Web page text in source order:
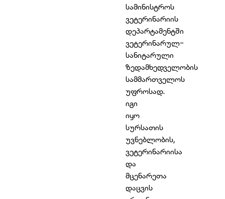
სამინისტროს
ვეტერინარიის
დეპარტამენტში
ვეტერინარულ-
სანიტარული
ზედამხედველობის
სამმართველოს
უფროსად.
იგი
იყო
სურსათის
უვნებლობის,
ვეტერინარიისა
და
მცენარეთა
დაცვის